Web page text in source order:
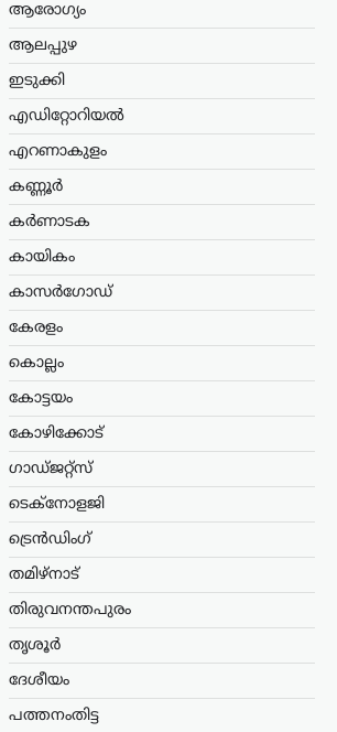
ആരോഗ്യം
ആലപ്പുഴ
ഇടുക്കി
എഡിറ്റോറിയൽ
എറണാകുളം
കണ്ണൂർ
കർണാടക
കായികം
കാസർഗോഡ്
കേരളം
കൊല്ലം
കോട്ടയം
കോഴിക്കോട്
ഗാഡ്ജറ്റ്സ്
ടെക്നോളജി
ട്രെൻഡിംഗ്
തമിഴ്നാട്
തിരുവനന്തപുരം
തൃശൂർ
ദേശീയം
പത്തനംതിട്ട